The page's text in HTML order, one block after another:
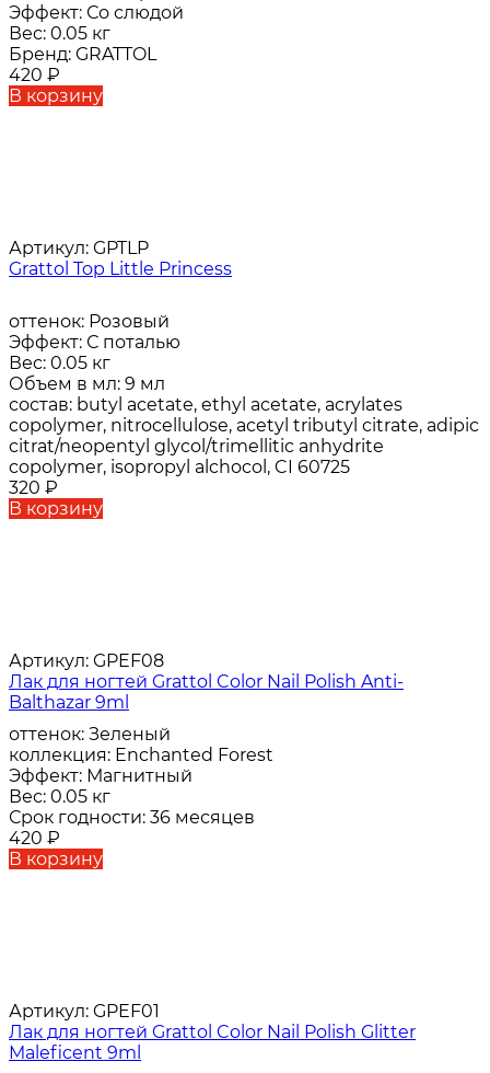
Эффект: Со слюдой
Вес: 0.05 кг
Бренд: GRATTOL
420 ₽
В корзину
Артикул: GPTLP
Grattol Top Little Princess
оттенок: Розовый
Эффект: С поталью
Вес: 0.05 кг
Объем в мл: 9 мл
состав: butyl acetate, ethyl acetate, acrylates
copolymer, nitrocellulose, acetyl tributyl citrate, adipic
citrat/neopentyl glycol/trimellitic anhydrite
copolymer, isopropyl alchocol, CI 60725
320 ₽
В корзину
Артикул: GPEF08
Лак для ногтей Grattol Color Nail Polish Anti-
Balthazar 9ml
оттенок: Зеленый
коллекция: Enchanted Forest
Эффект: Магнитный
Вес: 0.05 кг
Срок годности: 36 месяцев
420 ₽
В корзину
Артикул: GPEF01
Лак для ногтей Grattol Color Nail Polish Glitter
Maleficent 9ml